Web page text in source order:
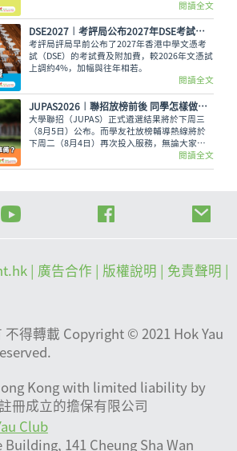
閱讀全文
DSE2027︱考評局公布2027年DSE考試費 較2026年上調約4%
考評局評局早前公布了2027年香港中學文憑考
試（DSE）的考試費及附加費，較2026年文憑試
上調約4%，加幅與往年相若。
閱讀全文
JUPAS2026︱聯招放榜前後 同學怎樣做好心理準備？面對過大困擾 必須尋求情緒支援
大學聯招（JUPAS）正式遴選結果將於下周三
（8月5日）公布。而學友社放榜輔導熱線將於
下周二（8月4日）再次投入服務，無論大家有
甚麼出路疑問，又或需要支援輔導、尋求專業意
閱讀全文
| 廣告合作 | 版權說明
| 免責聲明 |
得轉載 Copyright © 2021 Hok Yau
Kong with limited liability by
冊成立的擔保有限公司
Club
Building, 141 Cheung Sha Wan